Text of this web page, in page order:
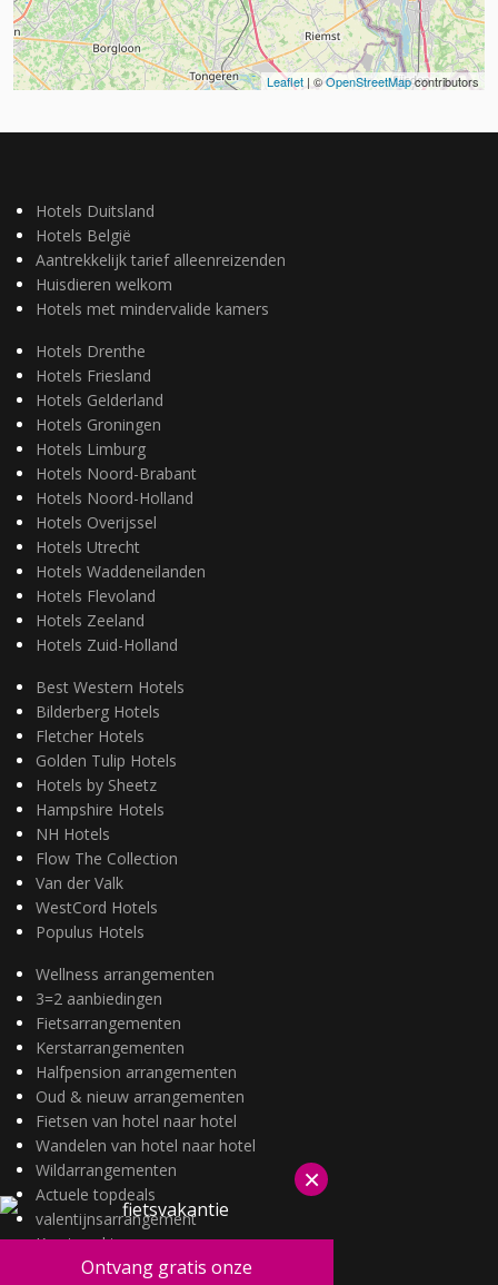
Leaflet | ©OpenStreetMapcontributors
Hotels Duitsland
Hotels België
Aantrekkelijk tarief alleenreizenden
Huisdieren welkom
Hotels met mindervalide kamers
Hotels Drenthe
Hotels Friesland
Hotels Gelderland
Hotels Groningen
Hotels Limburg
Hotels Noord-Brabant
Hotels Noord-Holland
Hotels Overijssel
Hotels Utrecht
Hotels Waddeneilanden
Hotels Flevoland
Hotels Zeeland
Hotels Zuid-Holland
Best Western Hotels
Bilderberg Hotels
Fletcher Hotels
Golden Tulip Hotels
Hotels by Sheetz
Hampshire Hotels
NH Hotels
Flow The Collection
Van der Valk
WestCord Hotels
Populus Hotels
Wellness arrangementen
3=2 aanbiedingen
Fietsarrangementen
Kerstarrangementen
Halfpension arrangementen
Oud & nieuw arrangementen
Fietsen van hotel naar hotel
Wandelen van hotel naar hotel
Wildarrangementen
Actuele topdeals
valentijnsarrangement
Kerstmarkten
Fietsvakanties
×
Ontvang gratis onze